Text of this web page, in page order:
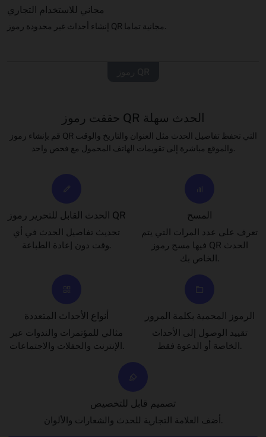
مجاني للاستخدام التجاري
حققت رموز QR الحدث سهلة
قم بإنشاء رموز QR التي تحفظ تفاصيل الحدث مثل العنوان والتاريخ والوقت
الحدث القابل للتحرير رموز QR
تحديث تفاصيل الحدث في أي
وقت دون إعادة الطباعة.
المسح
تعرف على عدد المرات التي يتم
فيها مسح رموز QR الحدث
الخاص بك.
أنواع الأحداث المتعددة
مثالي للمؤتمرات والندوات عبر
الإنترنت والحفلات والاجتماعات.
الرموز المحمية بكلمة المرور
تقييد الوصول إلى الأحداث
الخاصة أو الدعوة فقط.
تصميم قابل للتخصيص
أضف العلامة التجارية للحدث والشعارات والألوان.